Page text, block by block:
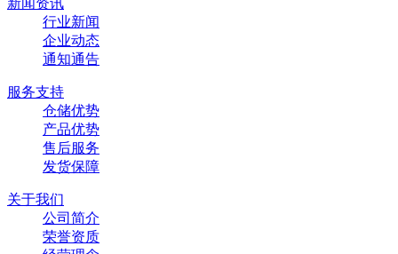
行业新闻
企业动态
通知通告
服务支持
仓储优势
产品优势
售后服务
发货保障
关于我们
公司简介
荣誉资质